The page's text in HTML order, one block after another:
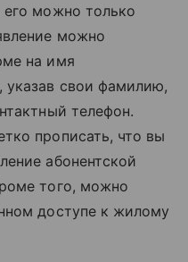
его можно только
можно
на имя
указав свои фамилию,
телефон.
прописать, что вы
абонентской
того, можно
доступе к жилому